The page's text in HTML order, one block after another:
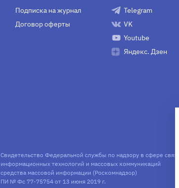
Подписка на журнал
Договор оферты
Telegram
VK
Youtube
Яндекс. Дзен
Свидетельство Федеральной службы по надзору в сфере связи,
информационных технологий и массовых коммуникаций
средства массовой информации (Роскомнадзор)
ПИ № Фс 77-75754 от 13 июня 2019 г.